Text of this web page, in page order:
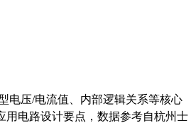
电压/电流值、内部逻辑关系等核心
用电路设计要点，数据参考自杭州士